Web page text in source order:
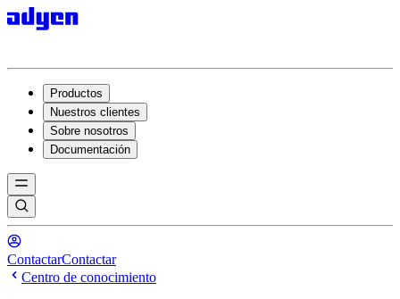
Productos
Nuestros clientes
Sobre nosotros
Documentación
ContactarContactar
Centro de conocimiento